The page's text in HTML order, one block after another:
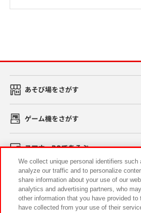
あそび場をさがす
ゲーム機をさがす
スマホ・PCであそぶ
イベント・キャンペーン
We collect unique personal identifiers such
analyze our traffic and to personalize
share information about your use of our
analytics and advertising partners, who
other information that you have provided to
have collected from your use of their